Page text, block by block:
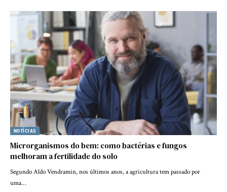
NOTÍCIAS
Microrganismos do bem: como bactérias e fungos
melhoram a fertilidade do solo
Segundo Aldo Vendramin, nos últimos anos, a agricultura tem passado por
uma…